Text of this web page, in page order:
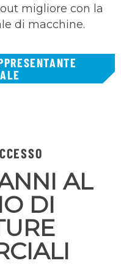
migliore con la
di macchine.
AL
DI